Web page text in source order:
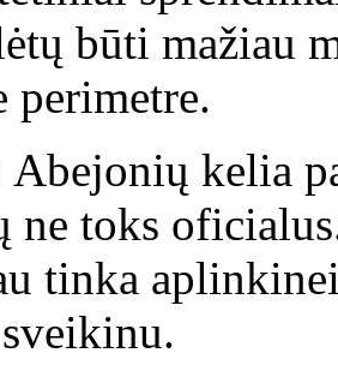
būti mažiau
perimetre.
Abejonių kelia
ne toks
tinka